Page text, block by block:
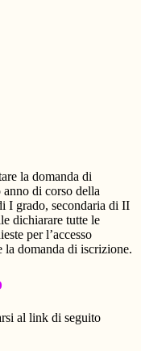
la domanda di
di corso della
I grado, secondaria di II
dichiarare tutte le
per l’accesso
la domanda di iscrizione.
al link di seguito